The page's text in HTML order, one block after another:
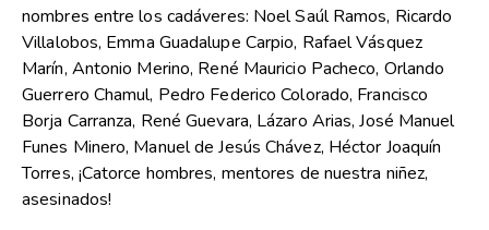
nombres entre los cadáveres: Noel Saúl Ramos, Ricardo
Villalobos, Emma Guadalupe Carpio, Rafael Vásquez
Marín, Antonio Merino, René Mauricio Pacheco, Orlando
Guerrero Chamul, Pedro Federico Colorado, Francisco
Borja Carranza, René Guevara, Lázaro Arias, José Manuel
Funes Minero, Manuel de Jesús Chávez, Héctor Joaquín
Torres, ¡Catorce hombres, mentores de nuestra niñez,
asesinados!